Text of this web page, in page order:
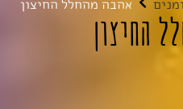
אהבה מהחלל החיצון
החיצון